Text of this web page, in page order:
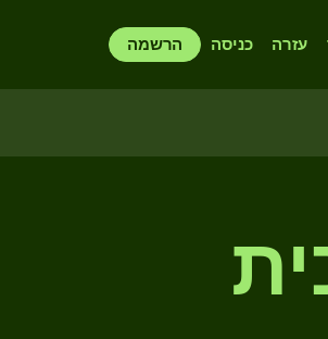
עזרה כניסה הרשמה